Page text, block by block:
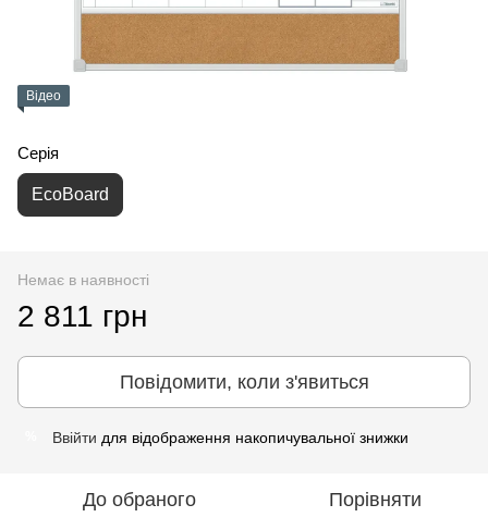
Відео
Серія
EcoBoard
Немає в наявності
2 811 грн
Повідомити, коли з'явиться
Ввійти для відображення накопичувальної знижки
До обраного Порівняти